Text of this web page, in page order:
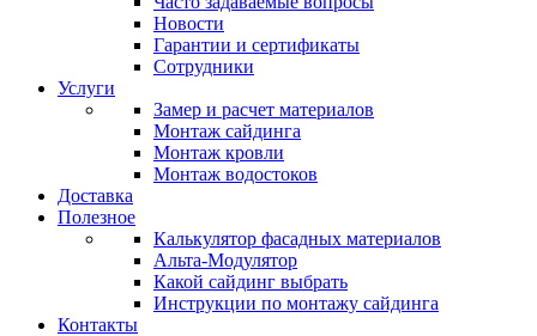
Новости
Гарантии и сертификаты
Сотрудники
Услуги
Замер и расчет материалов
Монтаж сайдинга
Монтаж кровли
Монтаж водостоков
Доставка
Полезное
Калькулятор фасадных материалов
Альта-Модулятор
Какой сайдинг выбрать
Инструкции по монтажу сайдинга
Контакты